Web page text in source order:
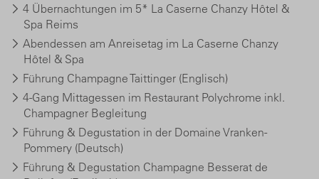
4 Übernachtungen im 5* La Caserne Chanzy Hôtel &
Spa Reims
Abendessen am Anreisetag im La Caserne Chanzy
Hôtel & Spa
Führung Champagne Taittinger (Englisch)
4-Gang Mittagessen im Restaurant Polychrome inkl.
Champagner Begleitung
Führung & Degustation in der Domaine Vranken-
Pommery (Deutsch)
Führung & Degustation Champagne Besserat de